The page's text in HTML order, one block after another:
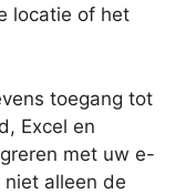
locatie of het
toegang tot
Excel en
met uw e-
alleen de